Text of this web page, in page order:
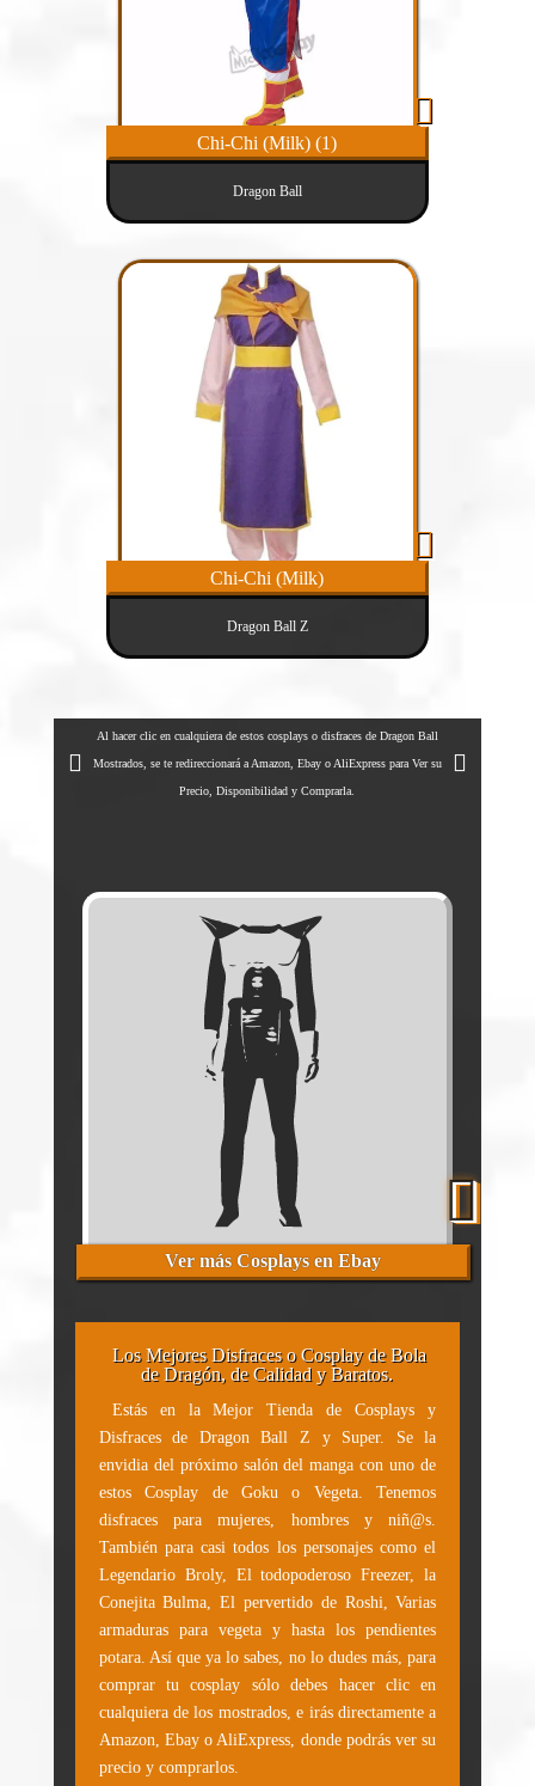
Chi-Chi (Milk) (1)
Dragon Ball
Chi-Chi (Milk)
Dragon Ball Z
Al hacer clic en cualquiera de estos cosplays o disfraces de Dragon Ball
Mostrados, se te redireccionará a Amazon, Ebay o AliExpress para Ver su
Precio, Disponibilidad y Comprarla.
Ver más Cosplays en Ebay
Los Mejores Disfraces o Cosplay de Bola
de Dragón, de Calidad y Baratos.
Estás en la Mejor Tienda de Cosplays y
Disfraces de Dragon Ball Z y Super. Se la
envidia del próximo salón del manga con uno de
estos Cosplay de Goku o Vegeta. Tenemos
disfraces para mujeres, hombres y niñ@s.
También para casi todos los personajes como el
Legendario Broly, El todopoderoso Freezer, la
Conejita Bulma, El pervertido de Roshi, Varias
armaduras para vegeta y hasta los pendientes
potara. Así que ya lo sabes, no lo dudes más, para
comprar tu cosplay sólo debes hacer clic en
cualquiera de los mostrados, e irás directamente a
Amazon, Ebay o AliExpress, donde podrás ver su
precio y comprarlos.